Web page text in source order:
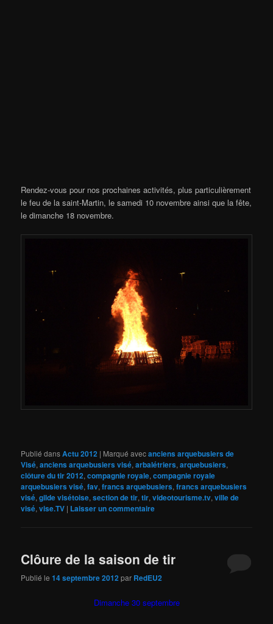
Rendez-vous pour nos prochaines activités, plus particulièrement
le feu de la saint-Martin, le samedi 10 novembre ainsi que la fête,
le dimanche 18 novembre.
Publié dansActu 2012 | Marqué avecanciens arquebusiers de
Visé,anciens arquebusiers visé,arbalétriers,arquebusiers,
clôture du tir 2012,compagnie royale,compagnie royale
arquebusiers visé,fav,francs arquebusiers,francs arquebusiers
visé,gilde visétoise,section de tir,tir,videotourisme.tv,ville de
visé,vise.TV | Laisser un commentaire
Clôure de la saison de tir
Publié le14 septembre 2012par RedEU2
Dimanche 30 septembre